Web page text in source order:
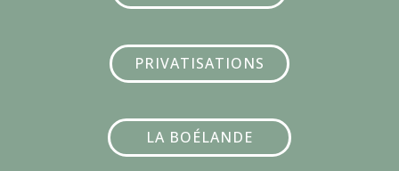
PRIVATISATIONS
LA BOÉLANDE